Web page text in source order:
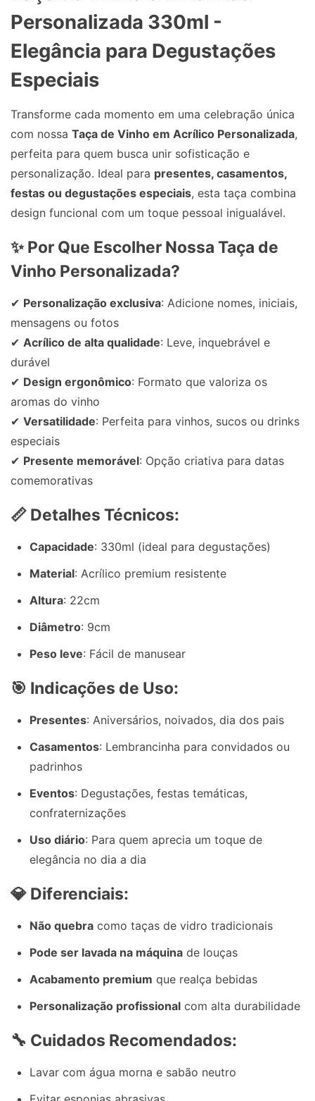
Personalizada 330ml -
Elegância para Degustações
Especiais
Transforme cada momento em uma celebração única
com nossa Taça de Vinho em Acrílico Personalizada,
perfeita para quem busca unir sofisticação e
personalização. Ideal para presentes, casamentos,
festas ou degustações especiais, esta taça combina
design funcional com um toque pessoal inigualável.
✨ Por Que Escolher Nossa Taça de
Vinho Personalizada?
✔ Personalização exclusiva: Adicione nomes, iniciais,
mensagens ou fotos
✔ Acrílico de alta qualidade: Leve, inquebrável e
durável
✔ Design ergonômico: Formato que valoriza os
aromas do vinho
✔ Versatilidade: Perfeita para vinhos, sucos ou drinks
especiais
✔ Presente memorável: Opção criativa para datas
comemorativas
📏 Detalhes Técnicos:
Capacidade: 330ml (ideal para degustações)
Material: Acrílico premium resistente
Altura: 22cm
Diâmetro: 9cm
Peso leve: Fácil de manusear
🎯 Indicações de Uso:
Presentes: Aniversários, noivados, dia dos pais
Casamentos: Lembrancinha para convidados ou
padrinhos
Eventos: Degustações, festas temáticas,
confraternizações
Uso diário: Para quem aprecia um toque de
elegância no dia a dia
💎 Diferenciais:
Não quebra como taças de vidro tradicionais
Pode ser lavada na máquina de louças
Acabamento premium que realça bebidas
Personalização profissional com alta durabilidade
🔧 Cuidados Recomendados:
Lavar com água morna e sabão neutro